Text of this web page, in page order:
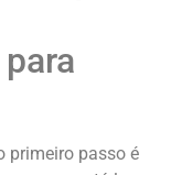
primeiro passo é